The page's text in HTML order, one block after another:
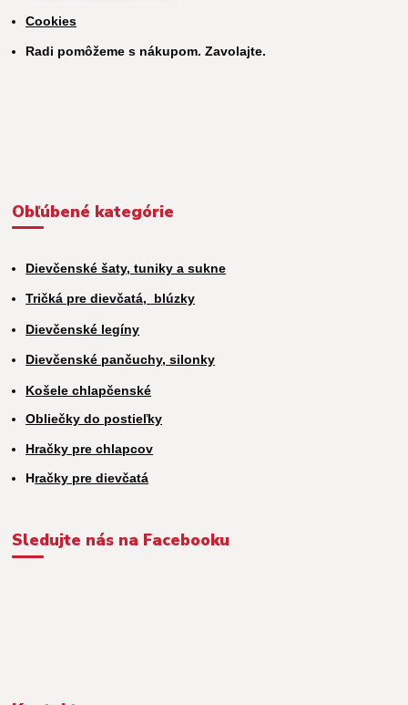
Cookies
Radi pomôžeme s nákupom. Zavolajte.
Obľúbené kategórie
Dievčenské šaty, tuniky a sukne
Tričká pre dievčatá, blúzky
Dievčenské legíny
Dievčenské pančuchy, silonky
Košele chlapčenské
Obliečky do postieľky
Hračky pre chlapcov
Hračky pre dievčatá
Sledujte nás na Facebooku